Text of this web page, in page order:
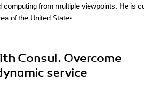
computing from multiple viewpoints. He is
of the United States.
Consul. Overcome
service